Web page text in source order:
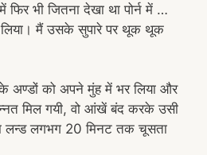
भी जितना देखा था पोर्न में …
मैं उसके सुपारे पर थूक थूक
को अपने मुंह में भर लिया और
मिल गयी, वो आंखें बंद करके उसी
लन्ड लगभग 20 मिनट तक चूसता